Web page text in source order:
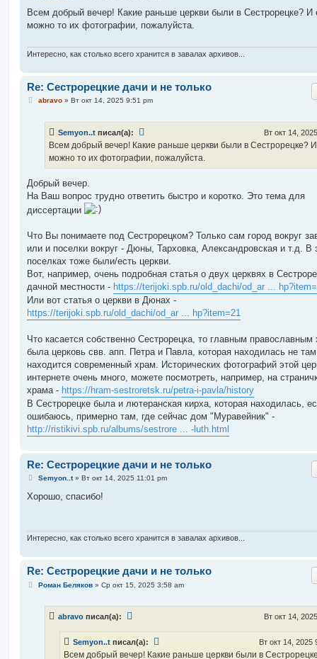
о
щ
и
Всем добрый вечер! Какие раньше церкви были в Сестрорецке? И
можно то их фотографии, пожалуйста.
Интересно, как столько всего хранится в завалах архивов...
Re: Сестрорецкие дачи и не только
Сabravo» Вт окт 14, 2025 9:51 pm
Semyon..t писал(а): Вт окт 14,
Всем добрый вечер! Какие раньше церкви были в Сестрорецке?
можно то их фотографии, пожалуйста.
Добрый вечер.
На Ваш вопрос трудно ответить быстро и коротко. Это тема для
диссертации
Что Вы понимаете под Сестрорецком? Только сам город вокруг
или и поселки вокруг - Дюны, Тарховка, Александровская и т.д. В
поселках тоже были/есть церкви.
Вот, например, очень подробная статья о двух церквях в
дачной местности - https://terijoki.spb.ru/old_dachi/od_ar ...
Или вот статья о церкви в Дюнах -
https://terijoki.spb.ru/old_dachi/od_ar ... hp?item=21
Что касается собственно Сестрорецка, то главным
была церковь свв. апп. Петра и Павла, которая находилась не
находится современный храм. Исторических фотографий этой
интернете очень много, можете посмотреть, например, на
храма - https://hram-sestroretsk.ru/petra-i-pavla/history
В Сестрорецке была и лютеранская кирха, которая находилась,
ошибаюсь, примерно там, где сейчас дом "Муравейник" -
http://ristikivi.spb.ru/albums/sestrore ... -luth.html
Re: Сестрорецкие дачи и не только
С
о
б
и
Semyon..t» Вт окт 14, 2025 11:01 pm
Хорошо, спасибо!
Интересно, как столько всего хранится в завалах архивов...
Re: Сестрорецкие дачи и не только
СРоман Беляков» Ср окт 15, 2025 3:58 am
abravo писал(а): Вт окт 14,
Semyon..t писал(а): Вт окт 14, 2025
Всем добрый вечер! Какие раньше церкви были в